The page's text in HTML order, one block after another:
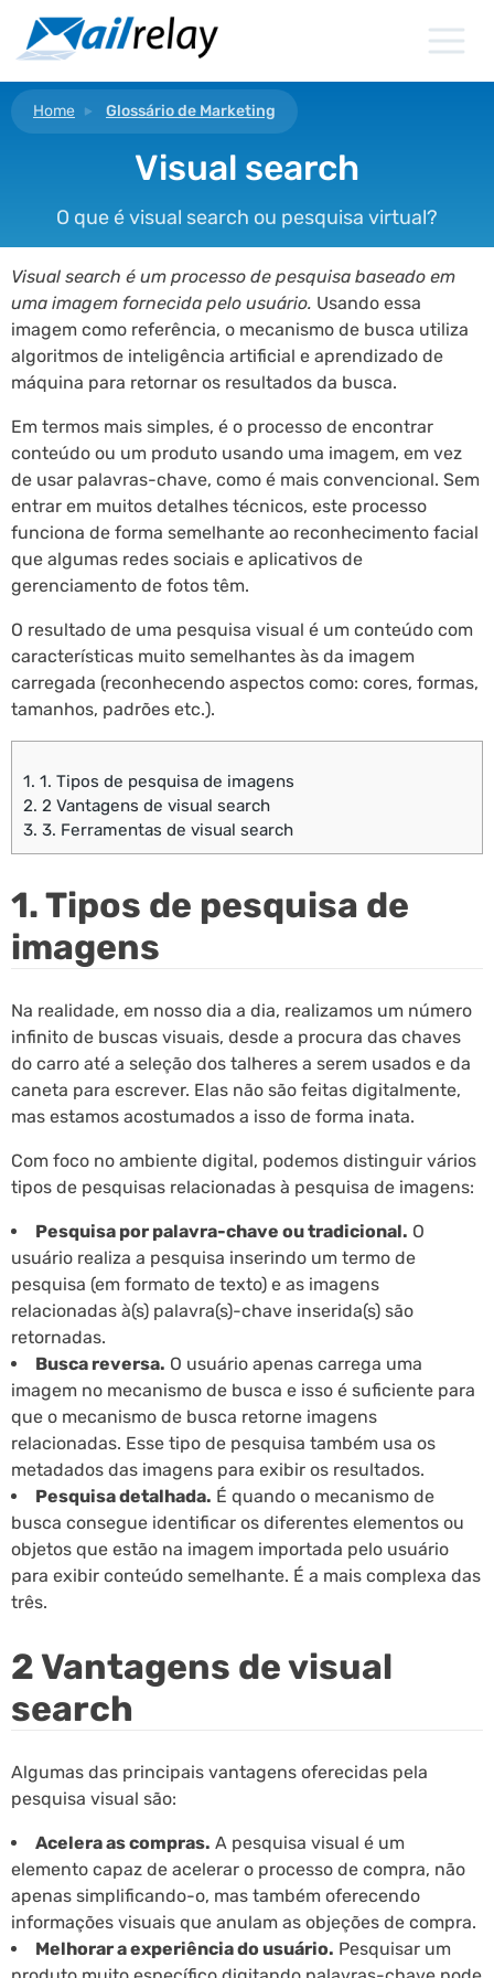
para
conteúdo
Home Glossário de Marketing
Visual search
O que é visual search ou pesquisa virtual?
Visual search é um processo de pesquisa baseado em
uma imagem fornecida pelo usuário. Usando essa
imagem como referência, o mecanismo de busca utiliza
algoritmos de inteligência artificial e aprendizado de
máquina para retornar os resultados da busca.
Em termos mais simples, é o processo de encontrar
conteúdo ou um produto usando uma imagem, em vez
de usar palavras-chave, como é mais convencional. Sem
entrar em muitos detalhes técnicos, este processo
funciona de forma semelhante ao reconhecimento facial
que algumas redes sociais e aplicativos de
gerenciamento de fotos têm.
O resultado de uma pesquisa visual é um conteúdo com
características muito semelhantes às da imagem
carregada (reconhecendo aspectos como: cores, formas,
tamanhos, padrões etc.).
1. 1. Tipos de pesquisa de imagens
2. 2 Vantagens de visual search
3. 3. Ferramentas de visual search
1. Tipos de pesquisa de
imagens
Na realidade, em nosso dia a dia, realizamos um número
infinito de buscas visuais, desde a procura das chaves
do carro até a seleção dos talheres a serem usados e da
caneta para escrever. Elas não são feitas digitalmente,
mas estamos acostumados a isso de forma inata.
Com foco no ambiente digital, podemos distinguir vários
tipos de pesquisas relacionadas à pesquisa de imagens:
Pesquisa por palavra-chave ou tradicional. O
usuário realiza a pesquisa inserindo um termo de
pesquisa (em formato de texto) e as imagens
relacionadas à(s) palavra(s)-chave inserida(s) são
retornadas.
Busca reversa. O usuário apenas carrega uma
imagem no mecanismo de busca e isso é suficiente para
que o mecanismo de busca retorne imagens
relacionadas. Esse tipo de pesquisa também usa os
metadados das imagens para exibir os resultados.
Pesquisa detalhada. É quando o mecanismo de
busca consegue identificar os diferentes elementos ou
objetos que estão na imagem importada pelo usuário
para exibir conteúdo semelhante. É a mais complexa das
três.
2 Vantagens de visual
search
Algumas das principais vantagens oferecidas pela
pesquisa visual são:
Acelera as compras. A pesquisa visual é um
elemento capaz de acelerar o processo de compra, não
apenas simplificando-o, mas também oferecendo
informações visuais que anulam as objeções de compra.
Melhorar a experiência do usuário. Pesquisar um